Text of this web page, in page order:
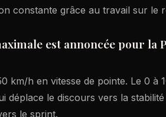
constante grâce au travail sur le
est annoncée pour la
km/h en vitesse de pointe. Le 0 à
déplace le discours vers la
le sprint.